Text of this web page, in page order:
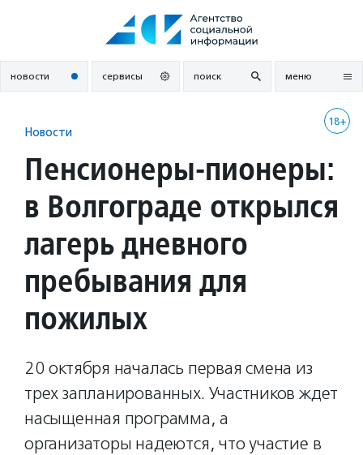
новости сервисы поиск меню
18+
Новости
Пенсионеры-пионеры:
в Волгограде открылся
лагерь дневного
пребывания для
пожилых
20 октября началась первая смена из
трех запланированных. Участников ждет
насыщенная программа, а
организаторы надеются, что участие в